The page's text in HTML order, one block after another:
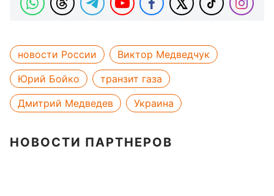
новости России
Виктор Медведчук
Юрий Бойко
транзит газа
Дмитрий Медведев
Украина
НОВОСТИ ПАРТНЕРОВ